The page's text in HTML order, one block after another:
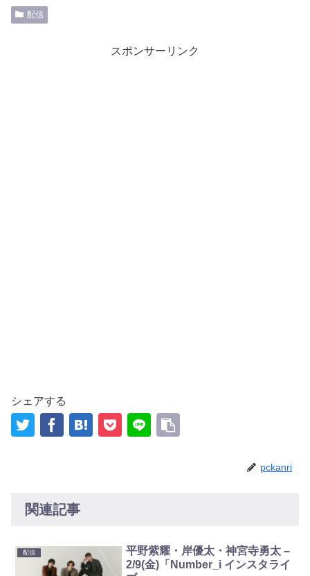
配信
スポンサーリンク
シェアする
pckanri
関連記事
配信
平野紫耀・岸優太・神宮寺勇太 –
2/9(金)「Number_i インスタライ